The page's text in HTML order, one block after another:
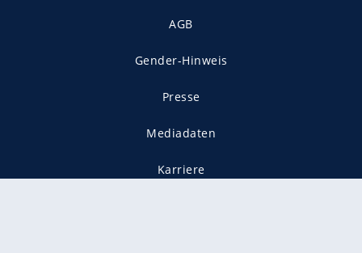
AGB
Gender-Hinweis
Presse
Mediadaten
Karriere